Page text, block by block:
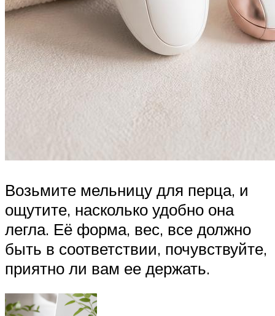
Возьмите мельницу для перца, и
ощутите, насколько удобно она
легла. Её форма, вес, все должно
быть в соответствии, почувствуйте,
приятно ли вам ее держать.